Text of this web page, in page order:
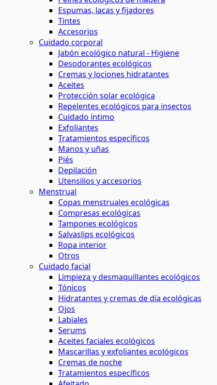
Espumas, lacas y fijadores
Tintes
Accesorios
Cuidado corporal
Jabón ecológico natural - Higiene
Desodorantes ecológicos
Cremas y lociones hidratantes
Aceites
Protección solar ecológica
Repelentes ecológicos para insectos
Cuidado íntimo
Exfoliantes
Tratamientos específicos
Manos y uñas
Piés
Depilación
Utensilios y accesorios
Menstrual
Copas menstruales ecológicas
Compresas ecológicas
Tampones ecológicos
Salvaslips ecológicos
Ropa interior
Otros
Cuidado facial
Limpieza y desmaquillantes ecológicos
Tónicos
Hidratantes y cremas de día ecológicas
Ojos
Labiales
Serums
Aceites faciales ecológicos
Mascarillas y exfoliantes ecológicos
Cremas de noche
Tratamientos específicos